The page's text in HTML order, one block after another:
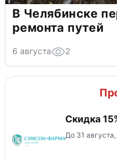
В Челябинске
ремонта путей
6 августа 2
Скидка
До 31